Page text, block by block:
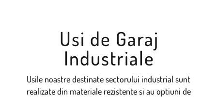
Usi de Garaj
Industriale
Usile noastre destinate sectorului industrial sunt
realizate din materiale rezistente si au optiuni de